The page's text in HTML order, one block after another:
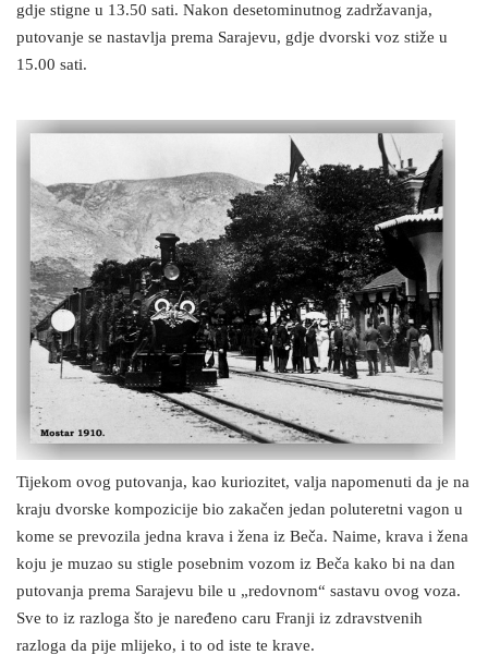
gdje stigne u 13.50 sati. Nakon desetominutnog zadržavanja,
putovanje se nastavlja prema Sarajevu, gdje dvorski voz stiže u
15.00 sati.
Tijekom ovog putovanja, kao kuriozitet, valja napomenuti da je na
kraju dvorske kompozicije bio zakačen jedan poluteretni vagon u
kome se prevozila jedna krava i žena iz Beča. Naime, krava i žena
koju je muzao su stigle posebnim vozom iz Beča kako bi na dan
putovanja prema Sarajevu bile u „redovnom“ sastavu ovog voza.
Sve to iz razloga što je naređeno caru Franji iz zdravstvenih
razloga da pije mlijeko, i to od iste te krave.